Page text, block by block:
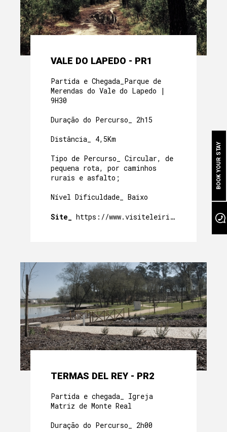
A NOSSA HERANÇA
MÃE-CASA
QUARTOS
A NOSSA COMIDA
BEM ESTAR NA GRUTA
A NOSSA PISCINA
PROGRAMAS E ATIVIDADES
GALERIA
BOOK YOUR STAY
VALE DO LAPEDO - PR1
Partida e Chegada_Parque de
Merendas do Vale do Lapedo |
9H30
Duração do Percurso_ 2h15
Distância_ 4,5Km
Tipo de Percurso_ Circular, de
pequena rota, por caminhos
rurais e asfalto;
Nível Dificuldade_ Baixo
Site_ https://www.visiteleiria.pt/
TERMAS DEL REY - PR2
Partida e chegada_ Igreja
Matriz de Monte Real
Duração do Percurso_ 2h00